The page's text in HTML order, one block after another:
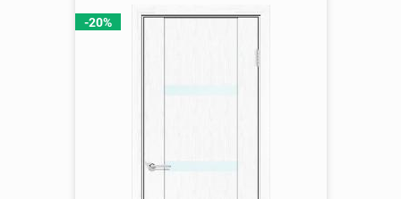
-20%